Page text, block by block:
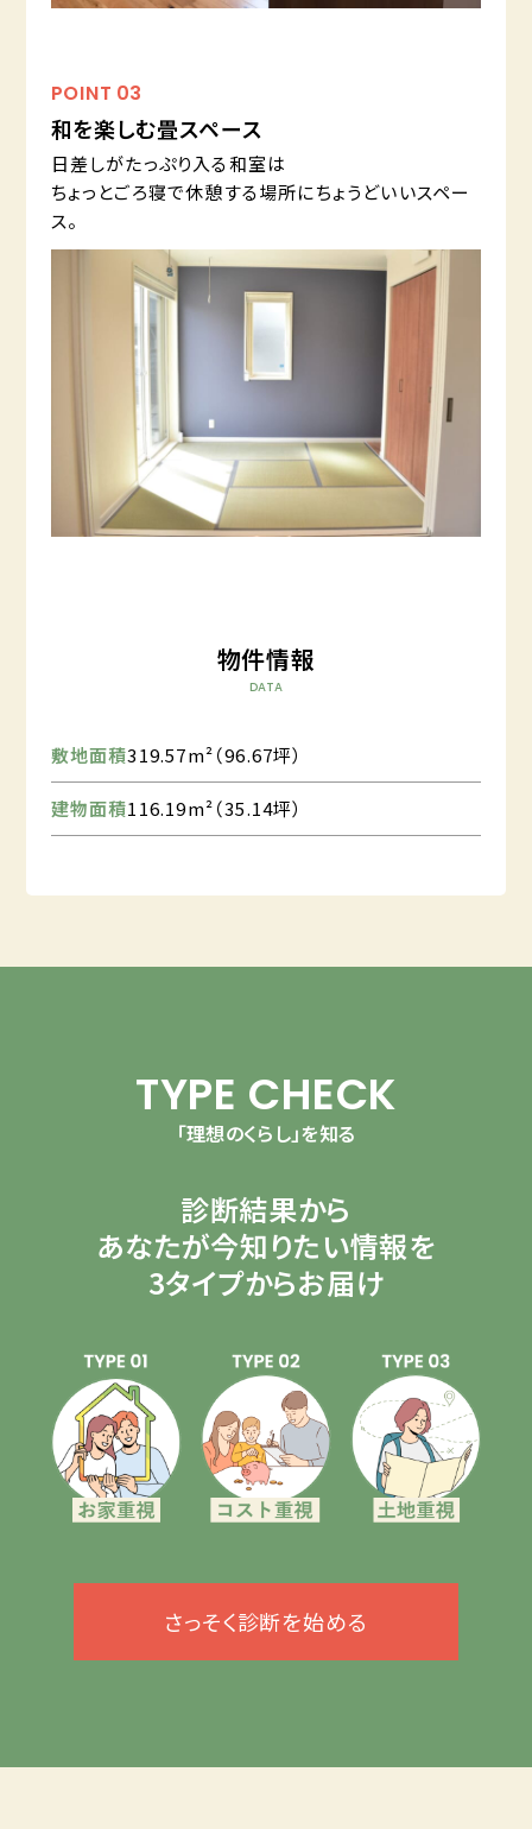
POINT 03
和を楽しむ畳スペース
日差しがたっぷり入る和室は
ちょっとごろ寝で休憩する場所にちょうどいいスペー
ス。
物件情報
DATA
敷地面積319.57m²（96.67坪）
建物面積116.19m²（35.14坪）
TYPE CHECK
「理想のくらし」を知る
診断結果から
あなたが今知りたい情報を
3タイプからお届け
さっそく診断を始める